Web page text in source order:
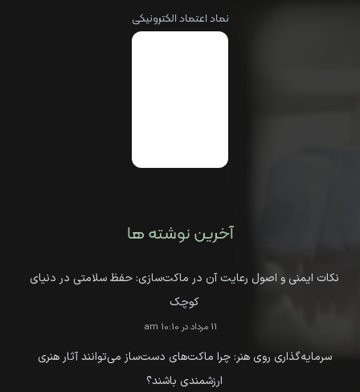
نماد اعتماد الکترونیکی
آخرین نوشته ها
نکات ایمنی و اصول رعایت آن در ماکت‌سازی: حفظ سلامتی در دنیای
کوچک
11 مرداد در 10:10 am
سرمایه‌گذاری روی هنر: چرا ماکت‌های دست‌ساز می‌توانند آثار هنری
ارزشمندی باشند؟